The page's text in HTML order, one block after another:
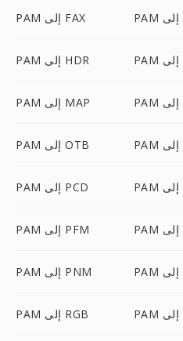
PAM إلى FAX
PAM إلى HDR
PAM إلى MAP
PAM إلى OTB
PAM إلى PCD
PAM إلى PFM
PAM إلى PNM
PAM إلى RGB